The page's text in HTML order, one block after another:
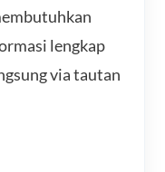
lengkap
via tautan